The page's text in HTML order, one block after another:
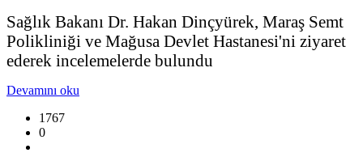
Sağlık Bakanı Dr. Hakan Dinçyürek, Maraş Semt
Polikliniği ve Mağusa Devlet Hastanesi'ni ziyaret
ederek incelemelerde bulundu
Devamını oku
1767
0